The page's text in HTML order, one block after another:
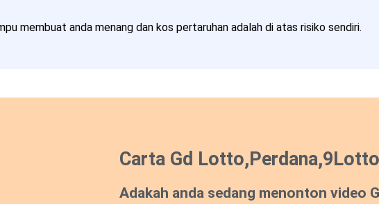
membuat anda menang dan kos pertaruhan adalah di atas risiko sendiri.
Carta Gd
Adakah anda sedang menonton video